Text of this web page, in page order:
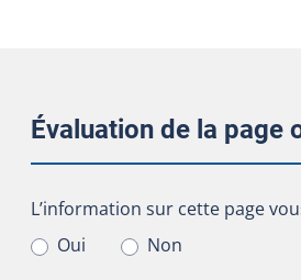
Évaluation de la page
L’information sur cette page
L’information sur cette page
Oui
Non